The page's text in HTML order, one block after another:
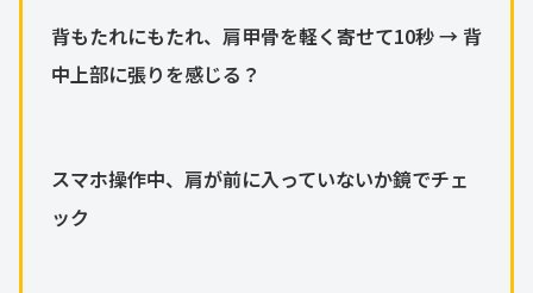
背もたれにもたれ、肩甲骨を軽く寄せて10秒 → 背
中上部に張りを感じる？
スマホ操作中、肩が前に入っていないか鏡でチェ
ック